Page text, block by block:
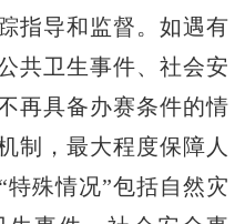
指导和监督。如遇有
共卫生事件、社会安
再具备办赛条件的情
制，最大程度保障人
殊情况”包括自然灾